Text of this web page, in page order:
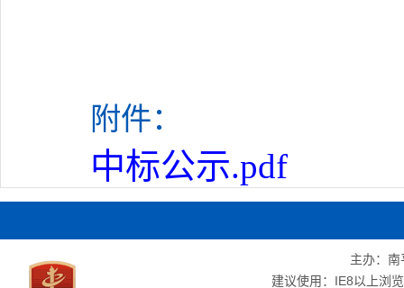
附件：
中标公示.pdf
主办：
建议使用：IE8以上浏